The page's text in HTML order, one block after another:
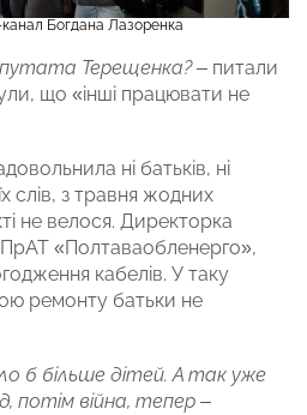
Богдана Лазоренка
Терещенка? – питали
що «інші працювати не
ні батьків, ні
слів, з травня жодних
не велося. Директорка
«Полтаваобленерго»,
кабелів. У таку
ремонту батьки не
б більше дітей. А так уже
потім війна, тепер –